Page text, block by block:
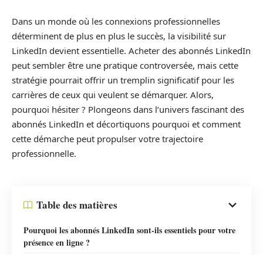
Dans un monde où les connexions professionnelles
déterminent de plus en plus le succès, la visibilité sur
LinkedIn devient essentielle. Acheter des abonnés LinkedIn
peut sembler être une pratique controversée, mais cette
stratégie pourrait offrir un tremplin significatif pour les
carrières de ceux qui veulent se démarquer. Alors,
pourquoi hésiter ? Plongeons dans l’univers fascinant des
abonnés LinkedIn et décortiquons pourquoi et comment
cette démarche peut propulser votre trajectoire
professionnelle.
Table des matières
Pourquoi les abonnés LinkedIn sont-ils essentiels pour votre
présence en ligne ?